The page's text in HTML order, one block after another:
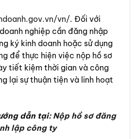
vn/. Đối với
nghiệp cần đăng nhập
ký kinh doanh hoặc sử dụng
để thực hiện việc nộp hồ sơ
tiết kiệm thời gian và công
lại sự thuận tiện và linh hoạt
dẫn tại:Nộp hồ sơ đăng
lập công ty